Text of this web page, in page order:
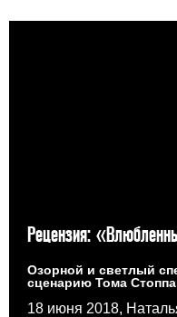
Рецензия:
Озорной и светлый
сценарию Тома
18 июня 2018,